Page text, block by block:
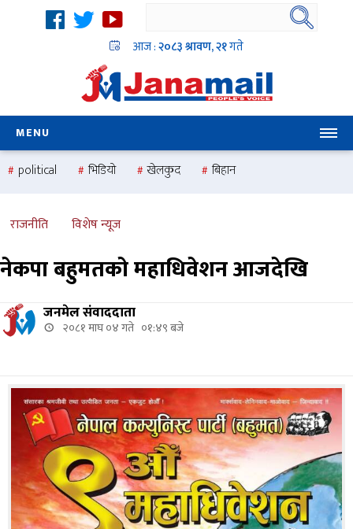
आज :२०८३ श्रावण, २१गते
MENU
political भिडियो खेलकुद
बिहान
national
health
राजनीति विशेष न्यूज
नेकपा बहुमतको महाधिवेशन आजदेखि
जनमेल संवाददाता
२०८१ माघ ०४ गते ०१:४९ बजे